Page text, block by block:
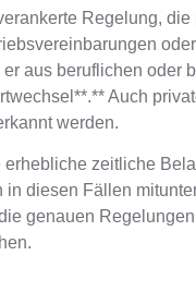
Regelung,
aus beruflichen oder
Auch
werden.
erhebliche zeitliche
diesen Fällen
genauen